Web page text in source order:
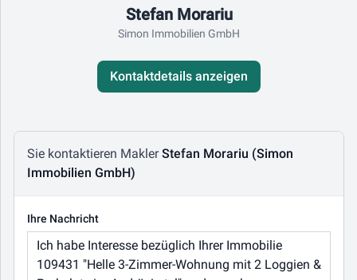
Stefan Morariu
Simon Immobilien GmbH
Kontaktdetails anzeigen
Nachricht schreiben
Sie kontaktieren MaklerStefan Morariu (Simon
Immobilien GmbH)
Ihre Nachricht